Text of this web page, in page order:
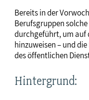
Bereits in der
Berufsgruppen
durchgeführt, um auf
hinzuweisen – und
des öffentlichen
Hintergrund: